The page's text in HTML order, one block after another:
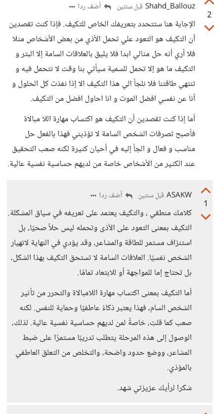
2
Shahd_Ballouz قبل سنتين أضف ردا
الإجابة هنا ستتحدد بتعريفك الخاص للتكيف. فإذا كنت تقصدين
أن التكيف هو التعود علي تحمل الأذي من بعض الأشخاص مثلا
فلا أري أنه حل مثالي ابدا فلا يليق بالعلاقات السامة إلا البتر و
التكيف ما هو إلا تحمل للسمية سيأتي بنا وقت لا نتحمل فيه و
تنتهي طاقتنا فلا نلجأ الي هذا التكيف الا إذا نفذت كل الحلول و
أنا عن نفسي افضل الموت و انا احاول افضل من التكيف.
أما إذا كنت تقصدين أن التكيف هو اكتساب مهارة اللا مبالاة
فأصبح تصرفات الشخص السامة لا تؤذيني فهذا بالفعل حل
مناسب و فعال و الجأ إليه في أحيان كثيرة لكنه صعب التحقيق
عند الكثير من الأشخاص خاصة من لديهم حساسية نفسية عالية.
1
ASAKW قبل سنتين أضف ردا
كلامك منطقي ، والتكيف يعتمد على تعريفه في سياق المشكلة.
التكيف بمعنى التعود على الأذى وتحمله ليس حلاً صحيًا، بل
استنزاف مستمر للطاقة والمشاعر، وقد يؤدي في النهاية لانهيار
الشخص نفسيًا. العلاقات السامة لا تستحق التكيف بهذا الشكل،
بل تحتاج إما للمواجهة أو للابتعاد تمامًا.
أما التكيف بمعنى اكتساب مهارة اللامبالاة والتحرر من تأثير
الشخص السام، فهذا يعتبر ذكاءً عاطفيًا وحماية للنفس. لكنه
صعب كما قلتِ، خاصةً لمن لديهم حساسية نفسية عالية. لذلك،
الوصول إلى هذه المرحلة يتطلب تدريبًا مستمرًا على ضبط
المشاعر، ووضع حدود واضحة، والتخلص من التعلق العاطفي
بالمؤذي.
شكرا لرأيك عزيزتي شهد.